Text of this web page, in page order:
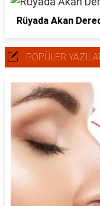
Rüyada Akan
POPÜLER